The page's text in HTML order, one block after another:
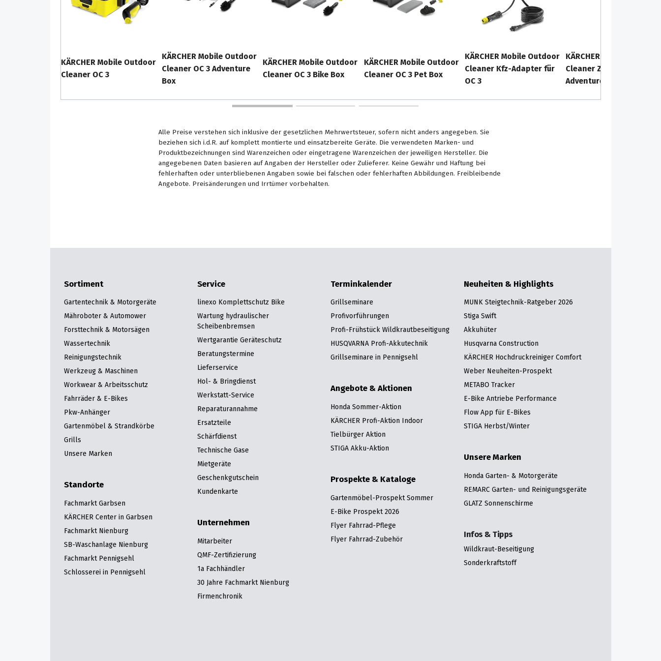
KÄRCHER Mobile Outdoor
Cleaner OC 3
KÄRCHER Mobile Outdoor
Cleaner OC 3 Adventure
Box
KÄRCHER Mobile Outdoor
Cleaner OC 3 Bike Box
KÄRCHER Mobile Outdoor
Cleaner OC 3 Pet Box
KÄRCHER Mobile Outdoor
Cleaner Kfz-Adapter für
OC 3
KÄRCHER Mobile Outdoor
Cleaner Zubehörbox
Adventure
Alle Preise verstehen sich inklusive der gesetzlichen Mehrwertsteuer, sofern nicht anders angegeben. Sie
beziehen sich i.d.R. auf komplett montierte und einsatzbereite Geräte. Die verwendeten Marken- und
Produktbezeichnungen sind Warenzeichen oder eingetragene Warenzeichen der jeweiligen Hersteller. Die
angegebenen Daten basieren auf Angaben der Hersteller oder Zulieferer. Keine Gewähr und Haftung bei
fehlerhaften oder unterbliebenen Angaben sowie bei falschen oder fehlerhaften Abbildungen. Freibleibende
Angebote. Preisänderungen und Irrtümer vorbehalten.
Sortiment
Gartentechnik & Motorgeräte
Mähroboter & Automower
Forsttechnik & Motorsägen
Wassertechnik
Reinigungstechnik
Werkzeug & Maschinen
Workwear & Arbeitsschutz
Fahrräder & E-Bikes
Pkw-Anhänger
Gartenmöbel & Strandkörbe
Grills
Unsere Marken
Standorte
Fachmarkt Garbsen
KÄRCHER Center in Garbsen
Fachmarkt Nienburg
SB-Waschanlage Nienburg
Fachmarkt Pennigsehl
Schlosserei in Pennigsehl
Service
linexo Komplettschutz Bike
Wartung hydraulischer
Scheibenbremsen
Wertgarantie Geräteschutz
Beratungstermine
Lieferservice
Hol- & Bringdienst
Werkstatt-Service
Reparaturannahme
Ersatzteile
Schärfdienst
Technische Gase
Mietgeräte
Geschenkgutschein
Kundenkarte
Unternehmen
Mitarbeiter
QMF-Zertifizierung
1a Fachhändler
30 Jahre Fachmarkt Nienburg
Firmenchronik
Terminkalender
Grillseminare
Profivorführungen
Profi-Frühstück Wildkrautbeseitigung
HUSQVARNA Profi-Akkutechnik
Grillseminare in Pennigsehl
Angebote & Aktionen
Honda Sommer-Aktion
KÄRCHER Profi-Aktion Indoor
Tielbürger Aktion
STIGA Akku-Aktion
Prospekte & Kataloge
Gartenmöbel-Prospekt Sommer
E-Bike Prospekt 2026
Flyer Fahrrad-Pflege
Flyer Fahrrad-Zubehör
Neuheiten & Highlights
MUNK Steigtechnik-Ratgeber 2026
Stiga Swift
Akkuhüter
Husqvarna Construction
KÄRCHER Hochdruckreiniger Comfort
Weber Neuheiten-Prospekt
METABO Tracker
E-Bike Antriebe Performance
Flow App für E-Bikes
STIGA Herbst/Winter
Unsere Marken
Honda Garten- & Motorgeräte
REMARC Garten- und Reinigungsgeräte
GLATZ Sonnenschirme
Infos & Tipps
Wildkraut-Beseitigung
Sonderkraftstoff